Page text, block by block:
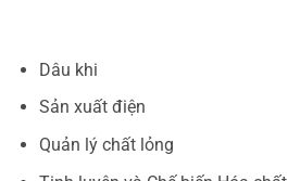
Dâu khi
Sản xuất điện
Quản lý chất lỏng